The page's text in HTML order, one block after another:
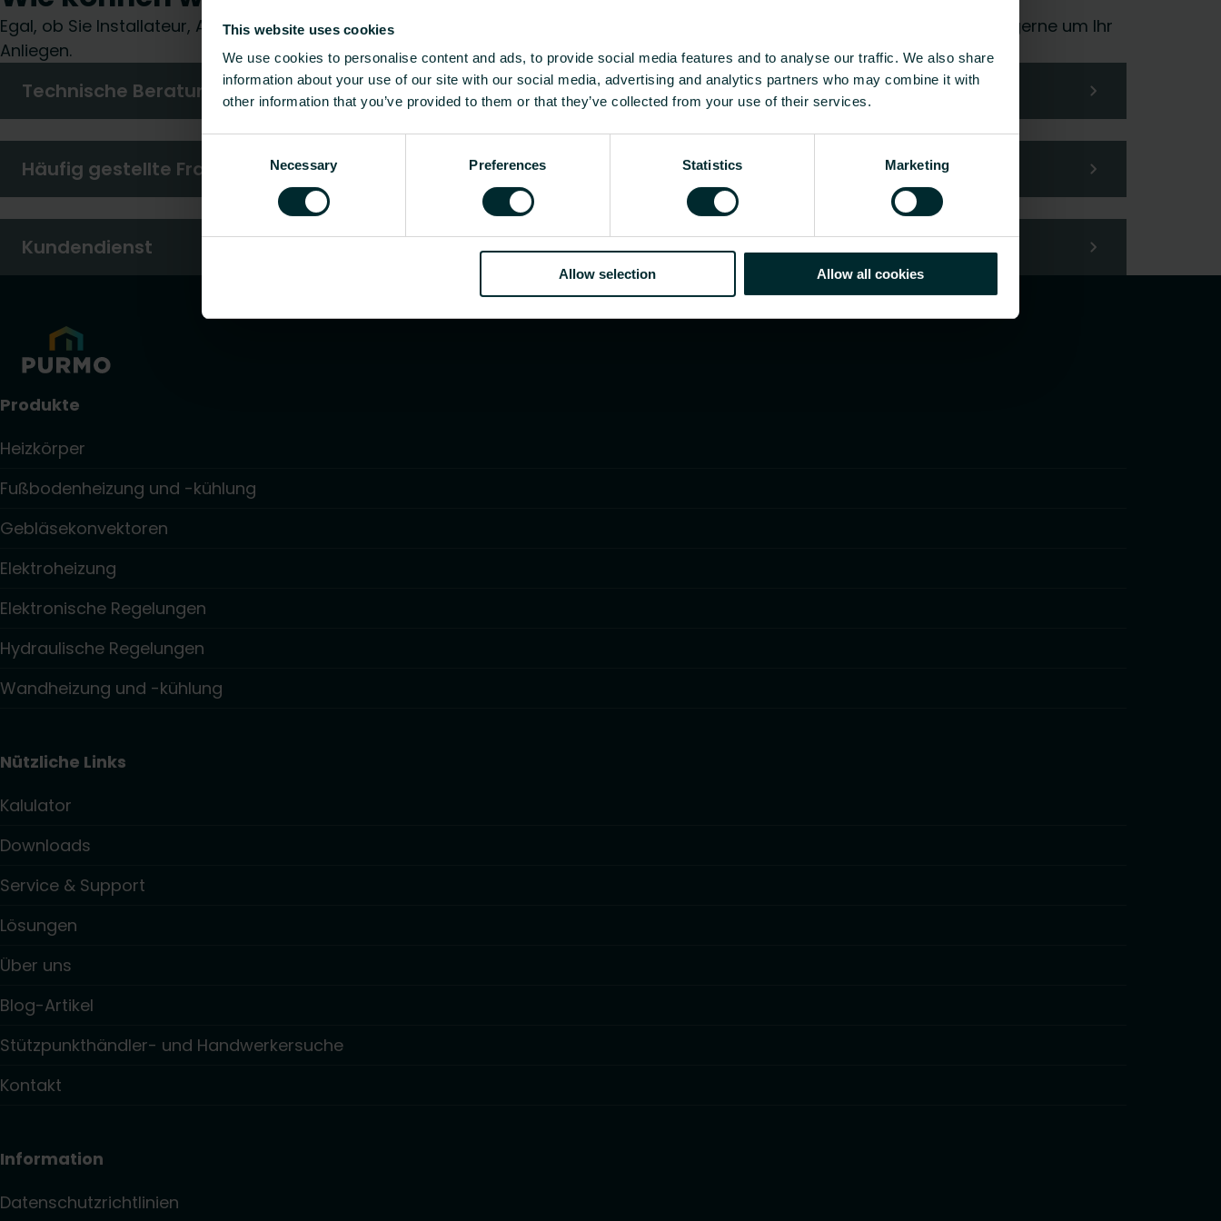
This website uses cookies
We use cookies to personalise content and ads, to provide social media features and to analyse our traffic. We also share
information about your use of our site with our social media, advertising and analytics partners who may combine it with
other information that you’ve provided to them or that they’ve collected from your use of their services.
Consent
Selection
Necessary Preferences Statistics Marketing
Allow selection Allow all cookies
Egal, ob Sie Installateur, Architekt, Planer, Großhändler oder Endverbraucher sind, treffen Sie eine Wahl und wir kümmern uns gerne um Ihr
Anliegen.
Technische Beratung
Häufig gestellte Fragen
Kundendienst
Produkte
Heizkörper
Fußbodenheizung und -kühlung
Gebläsekonvektoren
Elektroheizung
Elektronische Regelungen
Hydraulische Regelungen
Wandheizung und -kühlung
Nützliche Links
Kalulator
Downloads
Service & Support
Lösungen
Über uns
Blog-Artikel
Stützpunkthändler- und Handwerkersuche
Kontakt
Information
Datenschutzrichtlinien